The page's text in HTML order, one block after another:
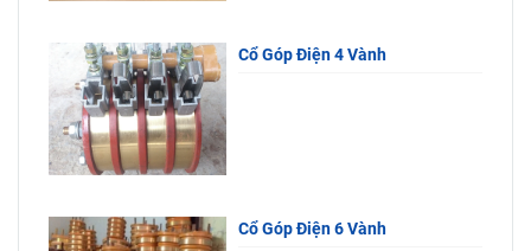
Cổ Góp Điện 4 Vành
Cổ Góp Điện 6 Vành